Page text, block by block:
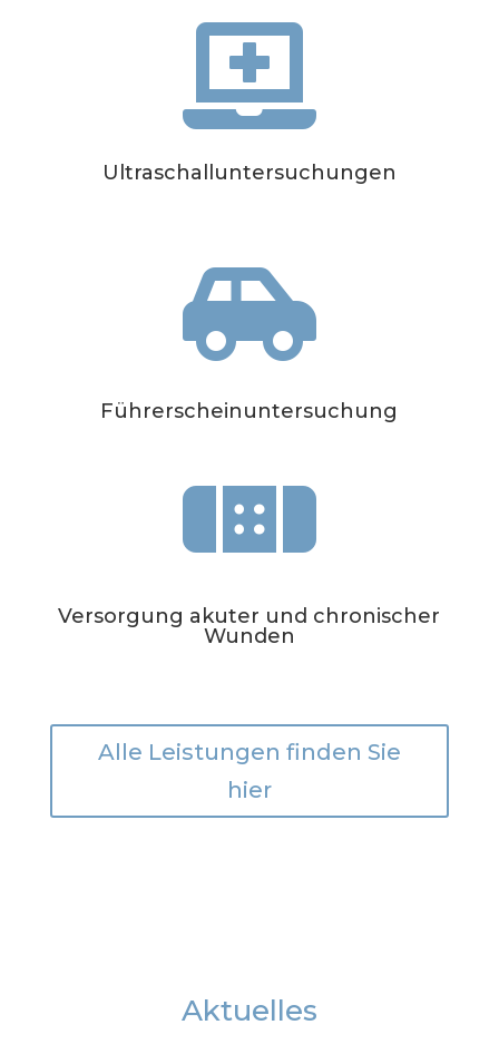

Ultraschalluntersuchungen

Führerscheinuntersuchung

Versorgung akuter und chronischer
Wunden
Alle Leistungen finden Sie
hier
Aktuelles